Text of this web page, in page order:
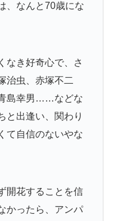
、なんと70歳にな
なき好奇心で、さ
治虫、赤塚不二
島幸男……などな
と出逢い、関わり
て自信のないやな
開花することを信
かったら、アンパ